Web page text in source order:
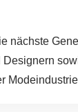
nächste
Designern